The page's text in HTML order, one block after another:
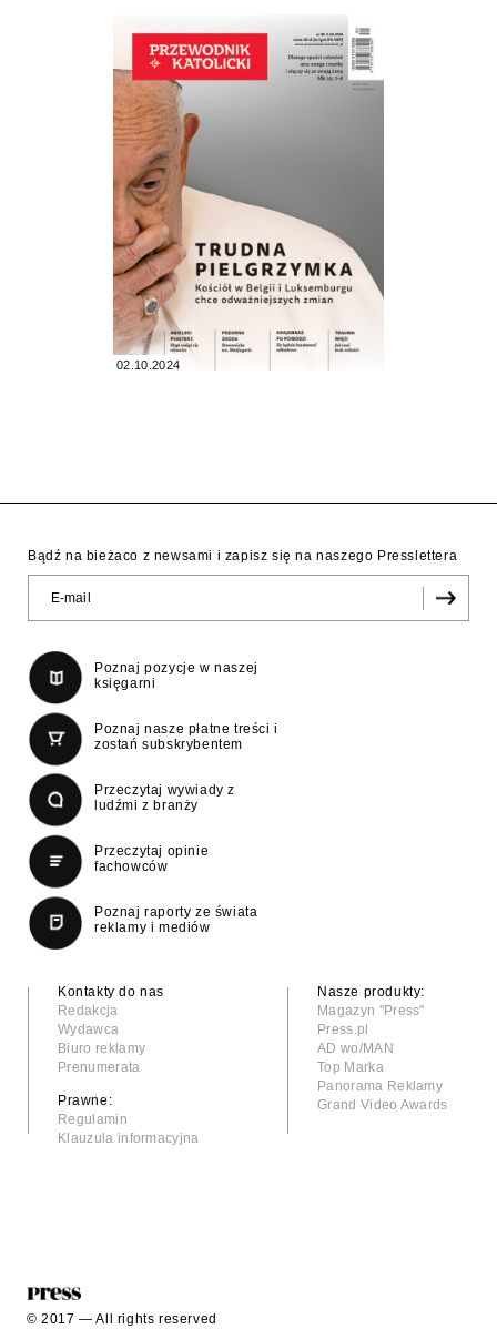
02.10.2024
Bądź na bieżaco z newsami i zapisz się na naszego Presslettera
Poznaj pozycje w naszej
księgarni
Poznaj nasze płatne treści i
zostań subskrybentem
Przeczytaj wywiady z
ludźmi z branży
Przeczytaj opinie
fachowców
Poznaj raporty ze świata
reklamy i mediów
Kontakty do nas
Redakcja
Wydawca
Biuro reklamy
Prenumerata
Prawne:
Regulamin
Klauzula informacyjna
Nasze produkty:
Magazyn "Press"
Press.pl
AD wo/MAN
Top Marka
Panorama Reklamy
Grand Video Awards
© 2017 — All rights reserved